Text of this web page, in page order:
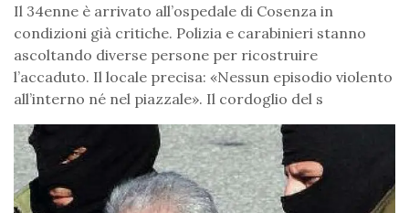
Il 34enne è arrivato all’ospedale di Cosenza in
condizioni già critiche. Polizia e carabinieri stanno
ascoltando diverse persone per ricostruire
l’accaduto. Il locale precisa: «Nessun episodio violento
all’interno né nel piazzale». Il cordoglio del s